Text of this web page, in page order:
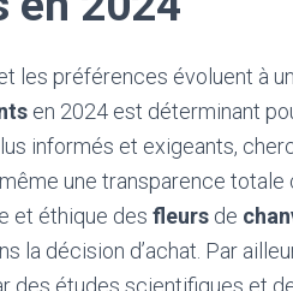
les préférences évoluent à
en 2024 est déterminant
informés et exigeants,
une transparence
et éthique des fleurs de
la décision d’achat. Par
des études scientifiques et